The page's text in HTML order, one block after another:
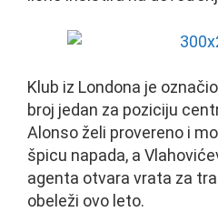
Klub iz Londona je
broj jedan za poziciju
Alonso želi provereno i
špicu napada, a
agenta otvara vrata za
obeleži ovo leto.